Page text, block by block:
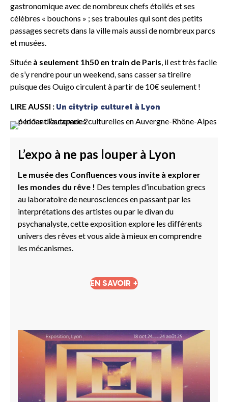
gastronomique avec de nombreux chefs étoilés et ses
célèbres « bouchons » ; ses traboules qui sont des petits
passages secrets dans la ville mais aussi de nombreux parcs
et musées.
Située à seulement 1h50 en train de Paris, il est très facile
de s’y rendre pour un weekend, sans casser sa tirelire
puisque des Ouigo circulent à partir de 10€ seulement !
LIRE AUSSI : Un citytrip culturel à Lyon
L’expo à ne pas louper à Lyon
Le musée des Confluences vous invite à explorer
les mondes du rêve ! Des temples d’incubation grecs
au laboratoire de neurosciences en passant par les
interprétations des artistes ou par le divan du
psychanalyste, cette exposition explore les différents
univers des rêves et vous aide à mieux en comprendre
les mécanismes.
EN SAVOIR +